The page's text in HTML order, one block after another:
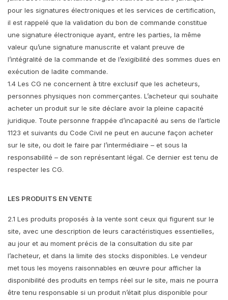
pour les signatures électroniques et les services de certification,
il est rappelé que la validation du bon de commande constitue
une signature électronique ayant, entre les parties, la même
valeur qu’une signature manuscrite et valant preuve de
l’intégralité de la commande et de l’exigibilité des sommes dues en
exécution de ladite commande.
1.4 Les CG ne concernent à titre exclusif que les acheteurs,
personnes physiques non commerçantes. L’acheteur qui souhaite
acheter un produit sur le site déclare avoir la pleine capacité
juridique. Toute personne frappée d’incapacité au sens de l’article
1123 et suivants du Code Civil ne peut en aucune façon acheter
sur le site, ou doit le faire par l’intermédiaire – et sous la
responsabilité – de son représentant légal. Ce dernier est tenu de
respecter les CG.
LES PRODUITS EN VENTE
2.1 Les produits proposés à la vente sont ceux qui figurent sur le
site, avec une description de leurs caractéristiques essentielles,
au jour et au moment précis de la consultation du site par
l’acheteur, et dans la limite des stocks disponibles. Le vendeur
met tous les moyens raisonnables en œuvre pour afficher la
disponibilité des produits en temps réel sur le site, mais ne pourra
être tenu responsable si un produit n’était plus disponible pour